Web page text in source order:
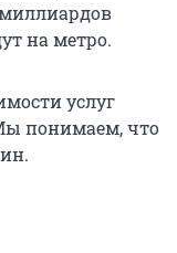
на метро.
услуг
понимаем, что